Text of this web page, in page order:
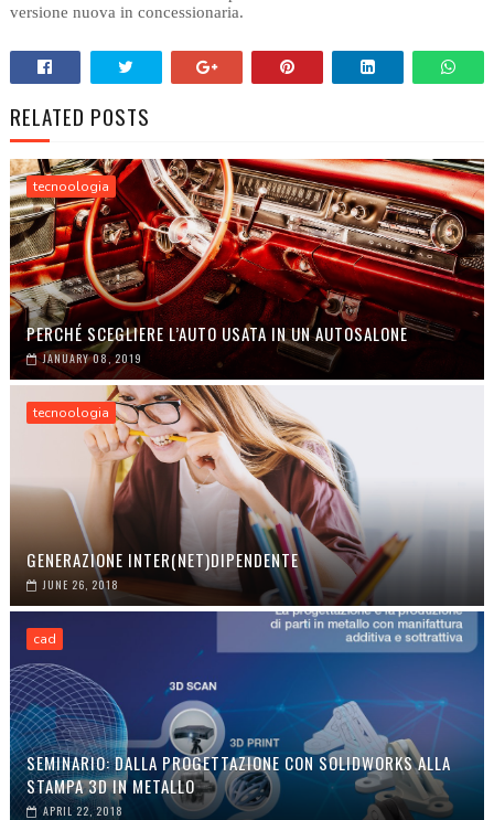
versione nuova in concessionaria.
RELATED POSTS
tecnoologia
PERCHÉ SCEGLIERE L’AUTO USATA IN UN AUTOSALONE
JANUARY 08, 2019
tecnoologia
GENERAZIONE INTER(NET)DIPENDENTE
JUNE 26, 2018
cad
SEMINARIO: DALLA PROGETTAZIONE CON SOLIDWORKS ALLA
STAMPA 3D IN METALLO
APRIL 22, 2018